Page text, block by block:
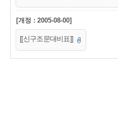
[개정 : 2005-08-00]
[[신구조문대비표]]